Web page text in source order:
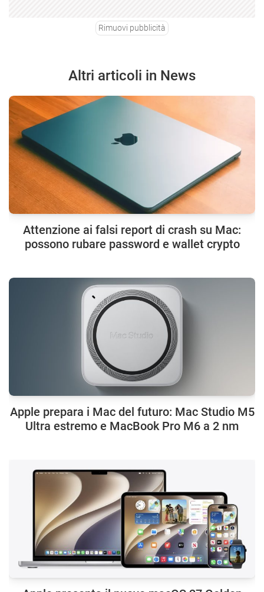
Rimuovi pubblicità
Altri articoli in News
Attenzione ai falsi report di crash su Mac:
possono rubare password e wallet crypto
Apple prepara i Mac del futuro: Mac Studio M5
Ultra estremo e MacBook Pro M6 a 2 nm